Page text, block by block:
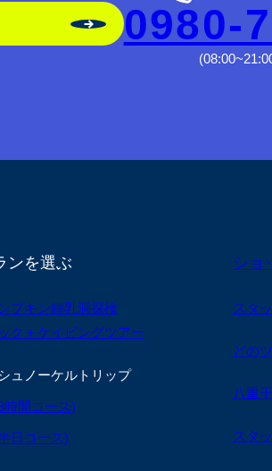
0980-
ンを選ぶ
プキン鍾乳洞探検
ク＋ケイビングツアー
ュノーケルトリップ
時間コース)
日コース)
ショ
スタ
どの
八重
スタ